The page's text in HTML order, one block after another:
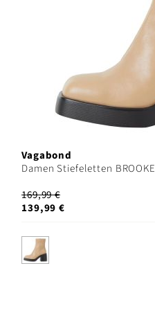
Vagabond
Damen Stiefeletten BROOKE
169,99 €
139,99 €